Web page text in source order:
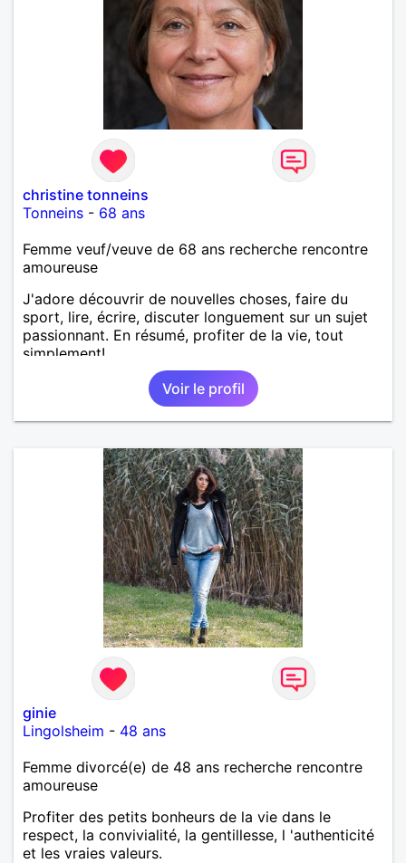
christine tonneins
Tonneins - 68 ans
Femme veuf/veuve de 68 ans recherche rencontre
amoureuse
J'adore découvrir de nouvelles choses, faire du
sport, lire, écrire, discuter longuement sur un sujet
passionnant. En résumé, profiter de la vie, tout
simplement!
Voir le profil
ginie
Lingolsheim - 48 ans
Femme divorcé(e) de 48 ans recherche rencontre
amoureuse
Profiter des petits bonheurs de la vie dans le
respect, la convivialité, la gentillesse, l 'authenticité
et les vraies valeurs.